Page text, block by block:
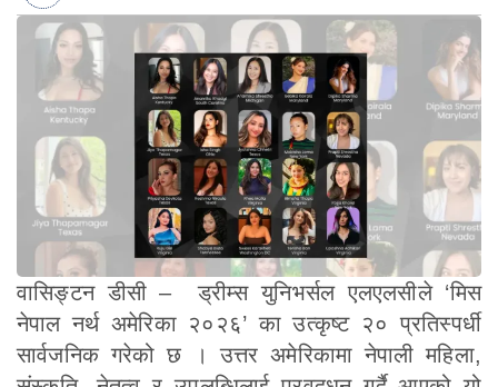
वासिङ्टन डीसी – ड्रीम्स युनिभर्सल एलएलसीले ‘मिस
नेपाल नर्थ अमेरिका २०२६’ का उत्कृष्ट २० प्रतिस्पर्धी
सार्वजनिक गरेको छ । उत्तर अमेरिकामा नेपाली महिला,